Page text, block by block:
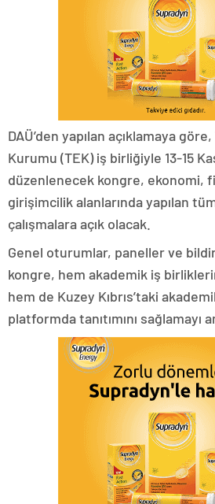
DAÜ’den yapılan açıklamaya
Kurumu (TEK) iş birliğiyle 13-15
düzenlenecek kongre, ekonomi,
girişimcilik alanlarında yapılan
çalışmalara açık olacak.
Genel oturumlar, paneller ve
kongre, hem akademik iş
hem de Kuzey Kıbrıs’taki
platformda tanıtımını sağlamayı